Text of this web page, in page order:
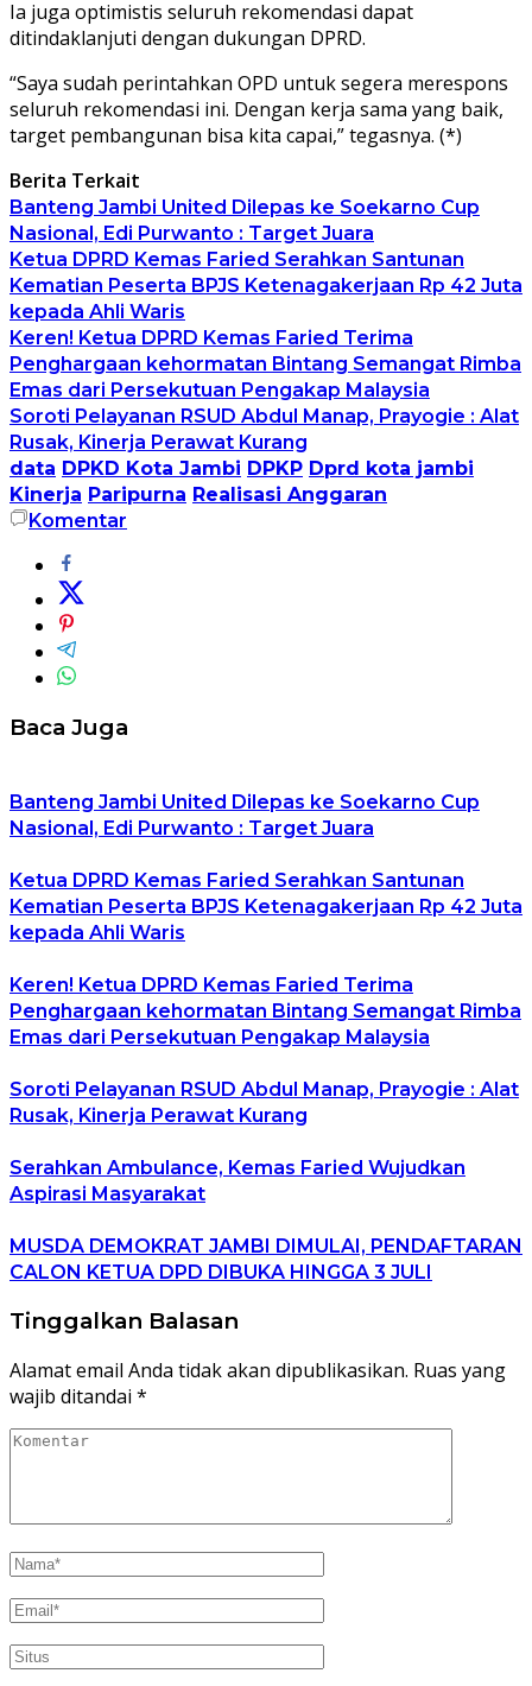
Ia juga optimistis seluruh rekomendasi dapat
ditindaklanjuti dengan dukungan DPRD.
“Saya sudah perintahkan OPD untuk segera merespons
seluruh rekomendasi ini. Dengan kerja sama yang baik,
target pembangunan bisa kita capai,” tegasnya. (*)
Berita Terkait
Banteng Jambi United Dilepas ke Soekarno Cup
Nasional, Edi Purwanto : Target Juara
Ketua DPRD Kemas Faried Serahkan Santunan
Kematian Peserta BPJS Ketenagakerjaan Rp 42 Juta
kepada Ahli Waris
Keren! Ketua DPRD Kemas Faried Terima
Penghargaan kehormatan Bintang Semangat Rimba
Emas dari Persekutuan Pengakap Malaysia
Soroti Pelayanan RSUD Abdul Manap, Prayogie : Alat
Rusak, Kinerja Perawat Kurang
data DPKD Kota Jambi DPKP Dprd kota jambi
Kinerja Paripurna Realisasi Anggaran
Komentar
Baca Juga
Banteng Jambi United Dilepas ke Soekarno Cup
Nasional, Edi Purwanto : Target Juara
Ketua DPRD Kemas Faried Serahkan Santunan
Kematian Peserta BPJS Ketenagakerjaan Rp 42 Juta
kepada Ahli Waris
Keren! Ketua DPRD Kemas Faried Terima
Penghargaan kehormatan Bintang Semangat Rimba
Emas dari Persekutuan Pengakap Malaysia
Soroti Pelayanan RSUD Abdul Manap, Prayogie : Alat
Rusak, Kinerja Perawat Kurang
Serahkan Ambulance, Kemas Faried Wujudkan
Aspirasi Masyarakat
MUSDA DEMOKRAT JAMBI DIMULAI, PENDAFTARAN
CALON KETUA DPD DIBUKA HINGGA 3 JULI
Tinggalkan Balasan
Alamat email Anda tidak akan dipublikasikan. Ruas yang
wajib ditandai *